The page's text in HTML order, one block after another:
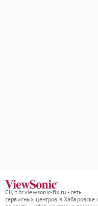
СЦ hbr.viewsonic-fix.ru - сеть
сервисных центров в Хабаровске